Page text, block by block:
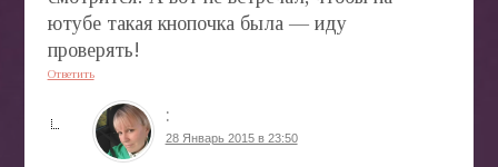
ютубе такая кнопочка была — иду
проверять!
Ответить
:
28 Январь 2015 в 23:50